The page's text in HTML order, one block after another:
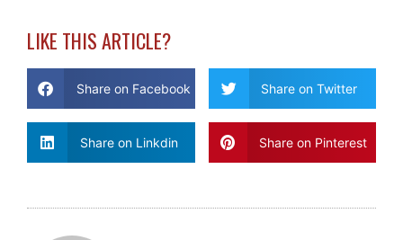
LIKE THIS ARTICLE?
Share on Facebook Share on Twitter
Share on Linkdin Share on Pinterest